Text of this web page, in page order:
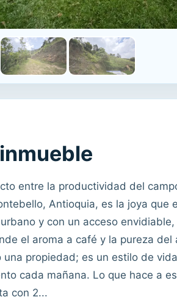
entre la productividad del
Antioquia, es la joya que
y con un acceso
el aroma a café y la pureza del
propiedad; es un estilo de
cada mañana. Lo que hace a
con 2...